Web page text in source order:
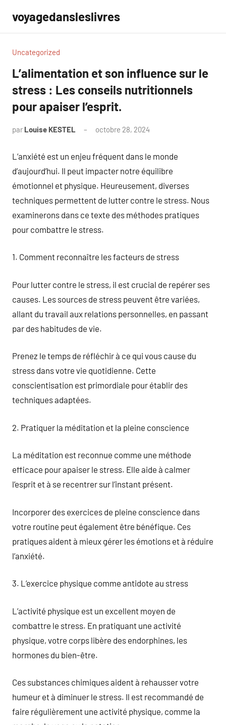
contenu
voyagedansleslivres
Uncategorized
L’alimentation et son influence sur le
stress : Les conseils nutritionnels
pour apaiser l’esprit.
par Louise KESTEL octobre 28, 2024
L’anxiété est un enjeu fréquent dans le monde
d’aujourd’hui. Il peut impacter notre équilibre
émotionnel et physique. Heureusement, diverses
techniques permettent de lutter contre le stress. Nous
examinerons dans ce texte des méthodes pratiques
pour combattre le stress.
1. Comment reconnaître les facteurs de stress
Pour lutter contre le stress, il est crucial de repérer ses
causes. Les sources de stress peuvent être variées,
allant du travail aux relations personnelles, en passant
par des habitudes de vie.
Prenez le temps de réfléchir à ce qui vous cause du
stress dans votre vie quotidienne. Cette
conscientisation est primordiale pour établir des
techniques adaptées.
2. Pratiquer la méditation et la pleine conscience
La méditation est reconnue comme une méthode
efficace pour apaiser le stress. Elle aide à calmer
l’esprit et à se recentrer sur l’instant présent.
Incorporer des exercices de pleine conscience dans
votre routine peut également être bénéfique. Ces
pratiques aident à mieux gérer les émotions et à réduire
l’anxiété.
3. L’exercice physique comme antidote au stress
L’activité physique est un excellent moyen de
combattre le stress. En pratiquant une activité
physique, votre corps libère des endorphines, les
hormones du bien-être.
Ces substances chimiques aident à rehausser votre
humeur et à diminuer le stress. Il est recommandé de
faire régulièrement une activité physique, comme la